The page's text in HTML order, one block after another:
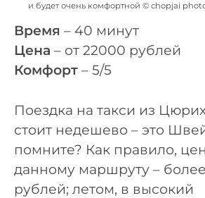
и будет очень комфортной © chopjai
Время – 40 минут
Цена – от 22000 рублей
Комфорт – 5/5
Поездка на такси из
стоит недешево – это
помните? Как правило,
данному маршруту –
рублей; летом, в высокий